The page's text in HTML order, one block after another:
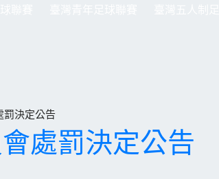
罰決定公告
處罰決定公告